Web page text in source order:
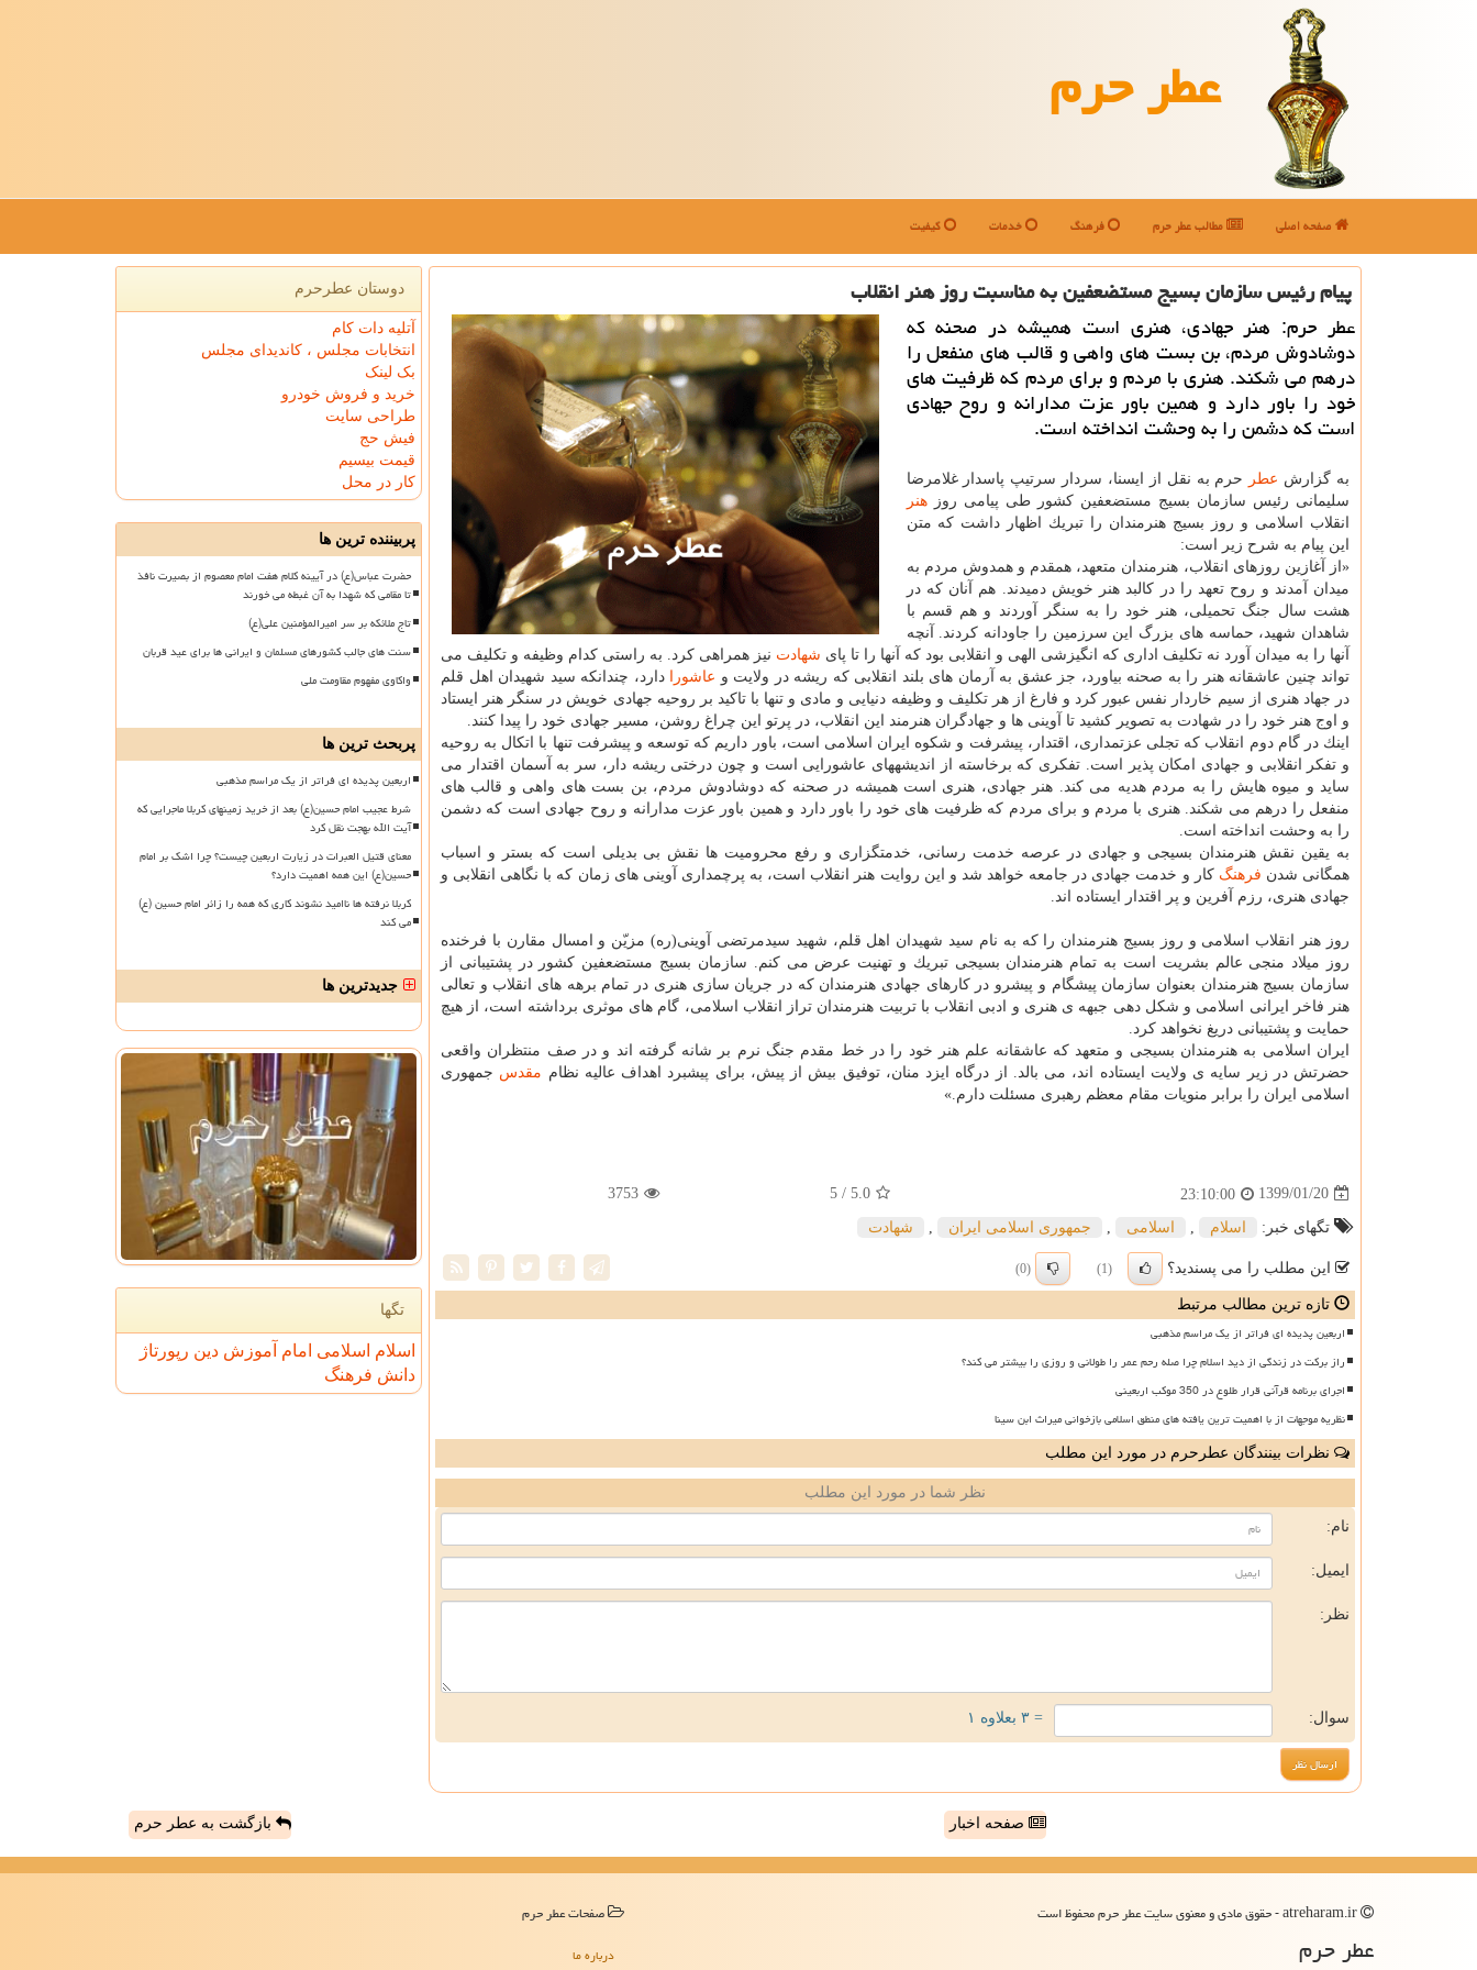
عطر حرم
صفحه اصلی مطالب عطر حرم فرهنگ خدمات کیفیت
پیام رئیس سازمان بسیج مستضعفین به مناسبت روز هنر انقلاب
عطر حرم: هنر جهادی، هنری است همیشه در صحنه كه
دوشادوش مردم، بن بست های واهی و قالب های منفعل را
درهم می شكند. هنری با مردم و برای مردم كه ظرفیت های
خود را باور دارد و همین باور عزت مدارانه و روح جهادی
است كه دشمن را به وحشت انداخته است.
به گزارش عطر
حرم به نقل از ایسنا، سردار سرتیپ پاسدار غلامرضا
سلیمانی رئیس سازمان بسیج مستضعفین كشور طی پیامی روزهنر
انقلاب اسلامی و روز بسیج هنرمندان را تبریك اظهار داشت كه متن
این پیام به شرح زیر است:
«از آغازین روزهای انقلاب، هنرمندان متعهد، همقدم و همدوش مردم به
میدان آمدند و روح تعهد را در كالبد هنر خویش دمیدند. هم آنان كه در
هشت سال جنگ تحمیلی، هنر خود را به سنگر آوردند و هم قسم با
شاهدان شهید، حماسه های بزرگ این سرزمین را جاودانه كردند. آنچه
آنها را به میدان آورد نه تكلیف اداری كه انگیزشی الهی و انقلابی بود كه آنها را تا پای شهادت نیز همراهی كرد. به راستی كدام وظیفه و تكلیف می
تواند چنین عاشقانه هنر را به صحنه بیاورد، جز عشق به آرمان های بلند انقلابی كه ریشه در ولایت و عاشورا
دارد، چندانكه سید شهیدان اهل قلم
در جهاد هنری از سیم خاردار نفس عبور كرد و فارغ از هر تكلیف و وظیفه دنیایی و مادی و تنها با تاكید بر روحیه جهادی خویش در سنگر هنر ایستاد
و اوج هنر خود را در شهادت به تصویر كشید تا آوینی ها و جهادگران هنرمند این انقلاب، در پرتو این چراغ روشن، مسیر جهادی خود را پیدا كنند.
اینك در گام دوم انقلاب كه تجلی عزتمداری، اقتدار، پیشرفت و شكوه ایران اسلامی است، باور داریم كه توسعه و پیشرفت تنها با اتكال به روحیه
و تفكر انقلابی و جهادی امكان پذیر است. تفكری كه برخاسته از اندیشههای عاشورایی است و چون درختی ریشه دار، سر به آسمان اقتدار می
ساید و میوه هایش را به مردم هدیه می كند. هنر جهادی، هنری است همیشه در صحنه كه دوشادوش مردم، بن بست های واهی و قالب های
منفعل را درهم می شكند. هنری با مردم و برای مردم كه ظرفیت های خود را باور دارد و همین باور عزت مدارانه و روح جهادی است كه دشمن
را به وحشت انداخته است.
به یقین نقش هنرمندان بسیجی و جهادی در عرصه خدمت رسانی، خدمتگزاری و رفع محرومیت ها نقش بی بدیلی است كه بستر و اسباب
همگانی شدن فرهنگ كار و خدمت جهادی در جامعه خواهد شد و این روایت هنر انقلاب است، به پرچمداری آوینی های زمان كه با نگاهی انقلابی و
جهادی هنری، رزم آفرین و پر اقتدار ایستاده اند.
روز هنر انقلاب اسلامی و روز بسیج هنرمندان را كه به نام سید شهیدان اهل قلم، شهید سیدمرتضی آوینی(ره) مزیّن و امسال مقارن با فرخنده
روز میلاد منجی عالم بشریت است به تمام هنرمندان بسیجی تبریك و تهنیت عرض می كنم. سازمان بسیج مستضعفین كشور در پشتیبانی از
سازمان بسیج هنرمندان بعنوان سازمان پیشگام و پیشرو در كارهای جهادی هنرمندان كه در جریان سازی هنری در تمام برهه های انقلاب و تعالی
هنر فاخر ایرانی اسلامی و شكل دهی جبهه ی هنری و ادبی انقلاب با تربیت هنرمندان تراز انقلاب اسلامی، گام های موثری برداشته است، از هیچ
حمایت و پشتیبانی دریغ نخواهد كرد.
ایران اسلامی به هنرمندان بسیجی و متعهد كه عاشقانه علم هنر خود را در خط مقدم جنگ نرم بر شانه گرفته اند و در صف منتظران واقعی
حضرتش در زیر سایه ی ولایت ایستاده اند، می بالد. از درگاه ایزد منان، توفیق بیش از پیش، برای پیشبرد اهداف عالیه نظام مقدس جمهوری
اسلامی ایران را برابر منویات مقام معظم رهبری مسئلت دارم.»
1399/01/20
23:10:00
5.0
/ 5
3753
تگهای خبر: اسلام اسلامی جمهوری اسلامی ایران شهادت
این مطلب را می پسندید؟ (1)
(0)
تازه ترین مطالب مرتبط
اربعین پدیده ای فراتر از یک مراسم مذهبی
راز برکت در زندگی از دید اسلام چرا صله رحم عمر را طولانی و روزی را بیشتر می کند؟
اجرای برنامه قرآنی قرار طلوع در 350 موکب اربعینی
نظریه موجهات از با اهمیت ترین یافته های منطق اسلامی بازخوانی میراث ابن سینا
نظرات بینندگان عطرحرم در مورد این مطلب
نظر شما در مورد این مطلب
نام:
ایمیل:
نظر:
سوال: = ۳ بعلاوه ۱
دوستان عطرحرم
آتلیه دات کام
انتخابات مجلس ، کاندیدای مجلس
بک لینک
خرید و فروش خودرو
طراحی سایت
فیش حج
قیمت بیسیم
کار در محل
پربیننده ترین ها
حضرت عباس(ع) در آیینه کلام هفت امام معصوم از بصیرت نافذ
تا مقامی که شهدا به آن غبطه می خورند
تاج ملائکه بر سر امیرالمؤمنین علی(ع)
سنت های جالب کشورهای مسلمان و ایرانی ها برای عید قربان
واکاوی مفهوم مقاومت ملی
پربحث ترین ها
اربعین پدیده ای فراتر از یک مراسم مذهبی
شرط عجیب امام حسین(ع) بعد از خرید زمینهای کربلا ماجرایی که
آیت الله بهجت نقل کرد
معنای قتیل العبرات در زیارت اربعین چیست؟ چرا اشک بر امام
حسین(ع) این همه اهمیت دارد؟
کربلا نرفته ها ناامید نشوند کاری که همه را زائر امام حسین (ع)
می کند
جدیدترین ها
تگها
اسلام اسلامی امام آموزش دین رپورتاژ
دانش فرهنگ
صفحه اخبار بازگشت به عطر حرم
عطر حرم
صفحات عطر حرم
درباره ما